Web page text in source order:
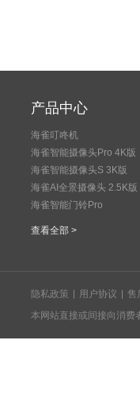
产品中心
海雀叮咚机
海雀智能摄像头Pro 4K版
海雀智能摄像头S 3K版
海雀AI全景摄像头 2.5K版
海雀智能门铃Pro
查看全部 >
隐私政策 用户协议
售
本网站直接或间接向消费